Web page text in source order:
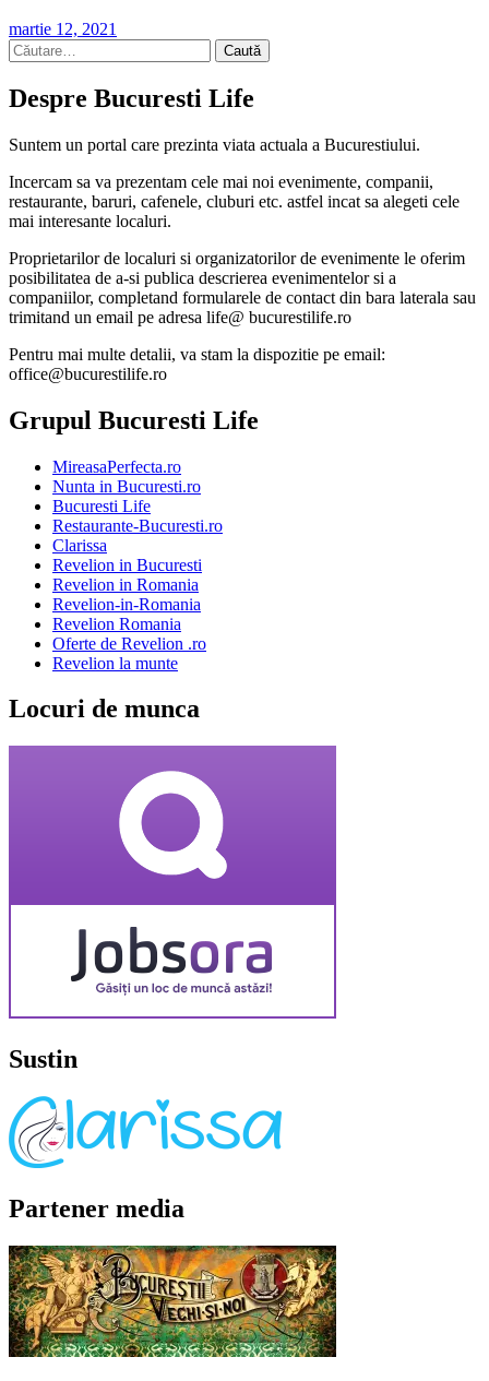
martie 12, 2021
Caută
după:
Despre Bucuresti Life
Suntem un portal care prezinta viata actuala a Bucurestiului.
Incercam sa va prezentam cele mai noi evenimente, companii,
restaurante, baruri, cafenele, cluburi etc. astfel incat sa alegeti cele
mai interesante localuri.
Proprietarilor de localuri si organizatorilor de evenimente le oferim
posibilitatea de a-si publica descrierea evenimentelor si a
companiilor, completand formularele de contact din bara laterala sau
trimitand un email pe adresa life@ bucurestilife.ro
Pentru mai multe detalii, va stam la dispozitie pe email:
office@bucurestilife.ro
Grupul Bucuresti Life
MireasaPerfecta.ro
Nunta in Bucuresti.ro
Bucuresti Life
Restaurante-Bucuresti.ro
Clarissa
Revelion in Bucuresti
Revelion in Romania
Revelion-in-Romania
Revelion Romania
Oferte de Revelion .ro
Revelion la munte
Locuri de munca
Sustin
Partener media